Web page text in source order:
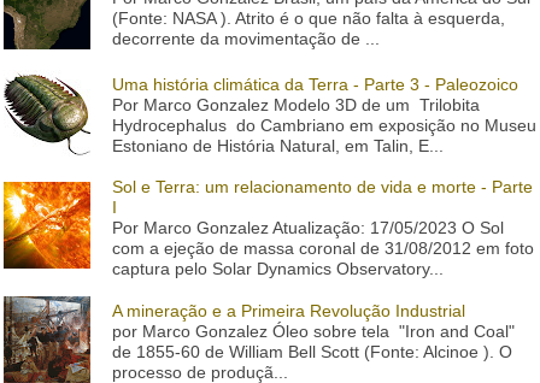
(Fonte: NASA ). Atrito é o que não falta à esquerda,
decorrente da movimentação de ...
Uma história climática da Terra - Parte 3 - Paleozoico
Por Marco Gonzalez Modelo 3D de um Trilobita
Hydrocephalus do Cambriano em exposição no Museu
Estoniano de História Natural, em Talin, E...
Sol e Terra: um relacionamento de vida e morte - Parte
I
Por Marco Gonzalez Atualização: 17/05/2023 O Sol
com a ejeção de massa coronal de 31/08/2012 em foto
captura pelo Solar Dynamics Observatory...
A mineração e a Primeira Revolução Industrial
por Marco Gonzalez Óleo sobre tela "Iron and Coal"
de 1855-60 de William Bell Scott (Fonte: Alcinoe ). O
processo de produçã...